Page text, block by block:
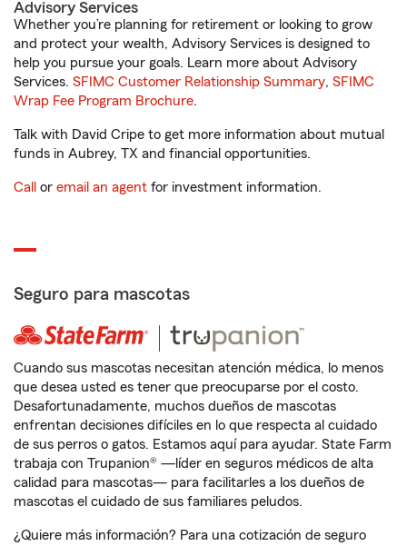
Advisory Services
Whether you’re planning for retirement or looking to grow
and protect your wealth, Advisory Services is designed to
help you pursue your goals. Learn more about Advisory
Services. SFIMC Customer Relationship Summary, SFIMC
Wrap Fee Program Brochure.
Talk with David Cripe to get more information about mutual
funds in Aubrey, TX and financial opportunities.
Call or email an agent for investment information.
Seguro para mascotas
Cuando sus mascotas necesitan atención médica, lo menos
que desea usted es tener que preocuparse por el costo.
Desafortunadamente, muchos dueños de mascotas
enfrentan decisiones difíciles en lo que respecta al cuidado
de sus perros o gatos. Estamos aquí para ayudar. State Farm
trabaja con Trupanion® —líder en seguros médicos de alta
calidad para mascotas— para facilitarles a los dueños de
mascotas el cuidado de sus familiares peludos.
¿Quiere más información? Para una cotización de seguro